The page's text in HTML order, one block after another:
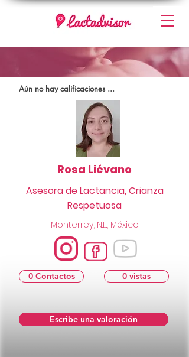
Aún no hay calificaciones ...
Escribe una valoración
0 Contactos
Monterrey, N.L., México
Rosa Liévano
Asesora de Lactancia, Crianza
Respetuosa
0 vistas